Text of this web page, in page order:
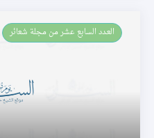
العـدد السابع عشر من مجلة شعائر